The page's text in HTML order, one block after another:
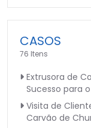
CASOS
76 Itens
Extrusora de
Sucesso para
Visita de
Carvão de